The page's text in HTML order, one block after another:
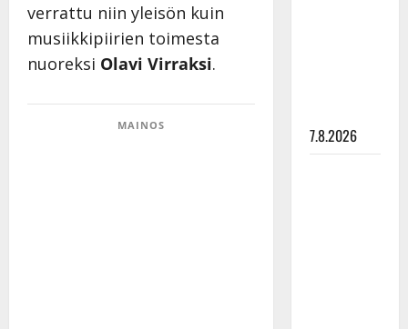
verrattu niin yleisön kuin
musiikkipiirien toimesta
nuoreksi Olavi Virraksi.
MAINOS
7.8.2026